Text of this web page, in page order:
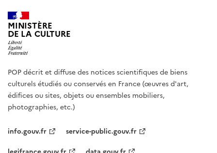
MINISTÈRE
DE LA CULTURE
POP décrit et diffuse des notices scientifiques de biens
culturels étudiés ou conservés en France (œuvres d'art,
édifices ou sites, objets ou ensembles mobiliers,
photographies, etc.)
info.gouv.fr
service-public.gouv.fr